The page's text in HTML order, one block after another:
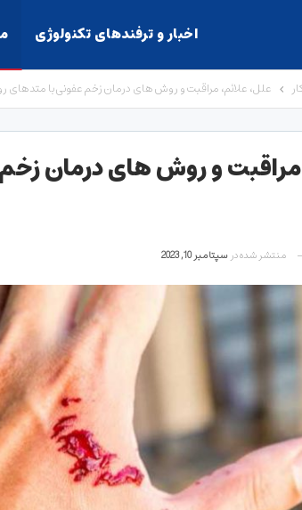
اخبار و ترفندهای تکنولوژی
علل، علائم، مراقبت و روش های درمان زخم عفونی با متدهای
مراقبت و روش های درمان
منتشر شده در سپتامبر 10, 2023